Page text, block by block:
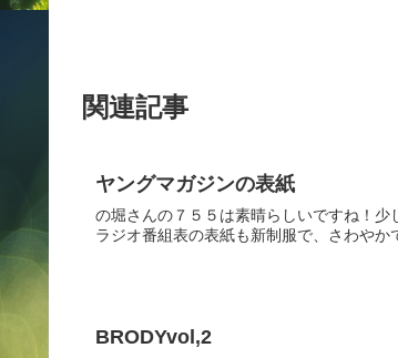
関連記事
ヤングマガジンの表紙
の堀さんの７５５は素晴らしいですね！少
ラジオ番組表の表紙も新制服で、さわやか
BRODYvol,2